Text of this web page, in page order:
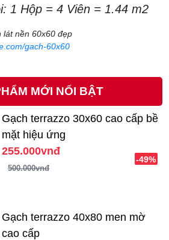
1 Hộp = 4 Viên = 1.44 m2
lát nền 60x60 đẹp
gach-60x60
MỚI NỔI BẬT
Gạch terrazzo 30x60 cao cấp bề
mặt hiệu ứng
255.000vnđ
500.000vnđ
-49%
Gạch terrazzo 40x80 men mờ
cao cấp